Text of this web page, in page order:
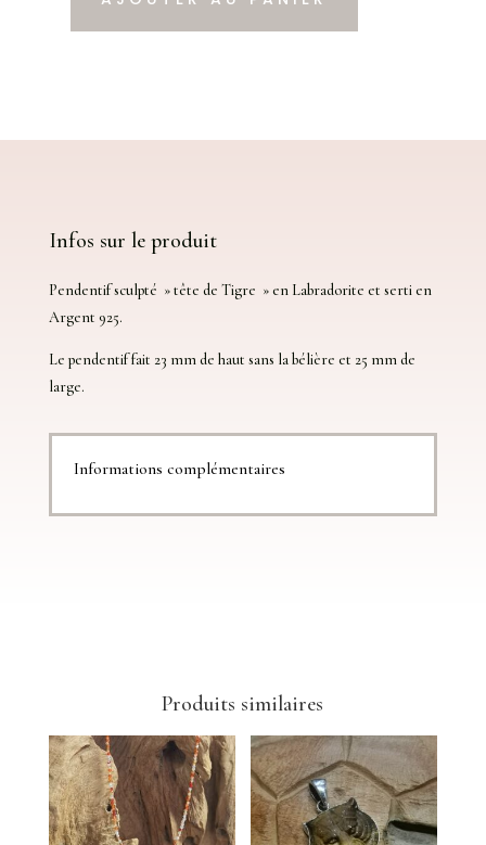
Argent
Infos sur le produit
Pendentif sculpté » tête de Tigre » en Labradorite et serti en
Argent 925.
Le pendentif fait 23 mm de haut sans la bélière et 25 mm de
large.
Informations complémentaires
Produits similaires